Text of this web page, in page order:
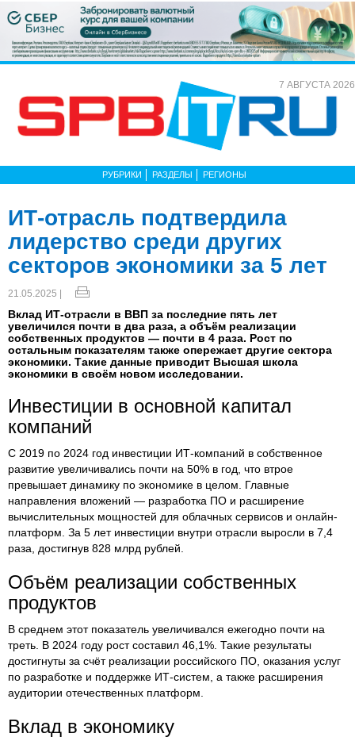
7 АВГУСТА 2026
РУБРИКИ РАЗДЕЛЫ РЕГИОНЫ
ИТ-отрасль подтвердила
лидерство среди других
секторов экономики за 5 лет
21.05.2025 |
Вклад ИТ-отрасли в ВВП за последние пять лет
увеличился почти в два раза, а объём реализации
собственных продуктов — почти в 4 раза. Рост по
остальным показателям также опережает другие сектора
экономики. Такие данные приводит Высшая школа
экономики в своём новом исследовании.
Инвестиции в основной капитал
компаний
С 2019 по 2024 год инвестиции ИТ-компаний в собственное
развитие увеличивались почти на 50% в год, что втрое
превышает динамику по экономике в целом. Главные
направления вложений — разработка ПО и расширение
вычислительных мощностей для облачных сервисов и онлайн-
платформ. За 5 лет инвестиции внутри отрасли выросли в 7,4
раза, достигнув 828 млрд рублей.
Объём реализации собственных
продуктов
В среднем этот показатель увеличивался ежегодно почти на
треть. В 2024 году рост составил 46,1%. Такие результаты
достигнуты за счёт реализации российского ПО, оказания услуг
по разработке и поддержке ИТ-систем, а также расширения
аудитории отечественных платформ.
Вклад в экономику